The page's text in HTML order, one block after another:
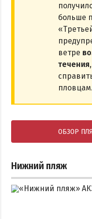
больше
ветре
течения
пловцам.
ОБЗОР
Нижний пляж